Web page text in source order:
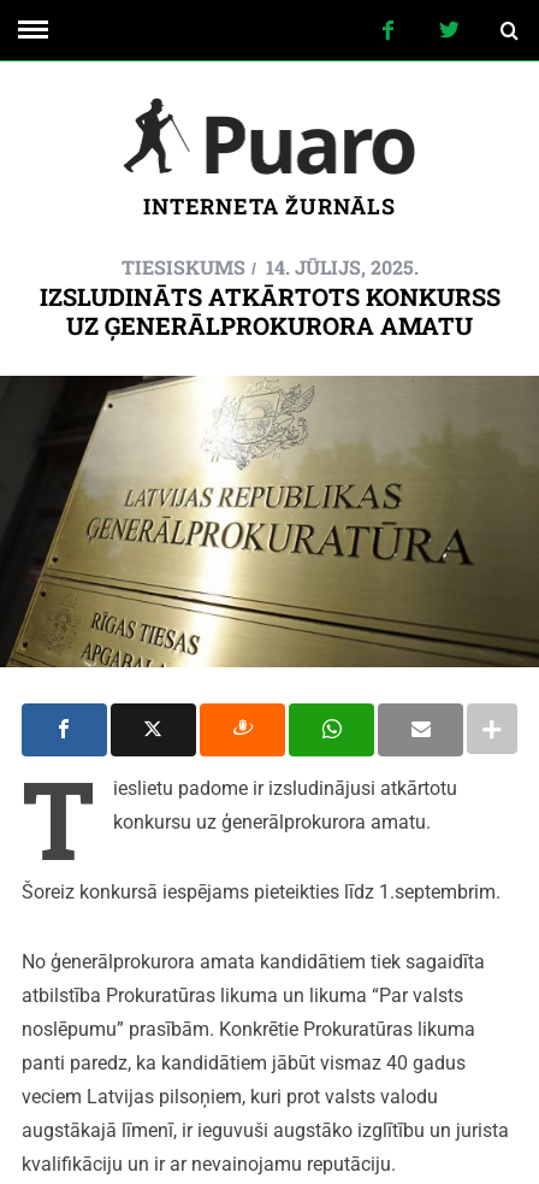
INTERNETA ŽURNĀLS
TIESISKUMS 14. JŪLIJS, 2025.
IZSLUDINĀTS ATKĀRTOTS KONKURSS
UZ ĢENERĀLPROKURORA AMATU
T
ieslietu padome ir izsludinājusi atkārtotu
konkursu uz ģenerālprokurora amatu.
Šoreiz konkursā iespējams pieteikties līdz 1.septembrim.
No ģenerālprokurora amata kandidātiem tiek sagaidīta
atbilstība Prokuratūras likuma un likuma “Par valsts
noslēpumu” prasībām. Konkrētie Prokuratūras likuma
panti paredz, ka kandidātiem jābūt vismaz 40 gadus
veciem Latvijas pilsoņiem, kuri prot valsts valodu
augstākajā līmenī, ir ieguvuši augstāko izglītību un jurista
kvalifikāciju un ir ar nevainojamu reputāciju.